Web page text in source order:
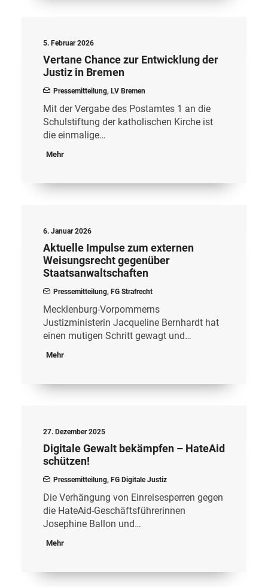
5. Februar 2026
Vertane Chance zur Entwicklung der
Justiz in Bremen
Pressemitteilung, LV Bremen
Mit der Vergabe des Postamtes 1 an die
Schulstiftung der katholischen Kirche ist
die einmalige…
Mehr
6. Januar 2026
Aktuelle Impulse zum externen
Weisungsrecht gegenüber
Staatsanwaltschaften
Pressemitteilung, FG Strafrecht
Mecklenburg-Vorpommerns
Justizministerin Jacqueline Bernhardt hat
einen mutigen Schritt gewagt und…
Mehr
27. Dezember 2025
Digitale Gewalt bekämpfen – HateAid
schützen!
Pressemitteilung, FG Digitale Justiz
Die Verhängung von Einreisesperren gegen
die HateAid-Geschäftsführerinnen
Josephine Ballon und…
Mehr